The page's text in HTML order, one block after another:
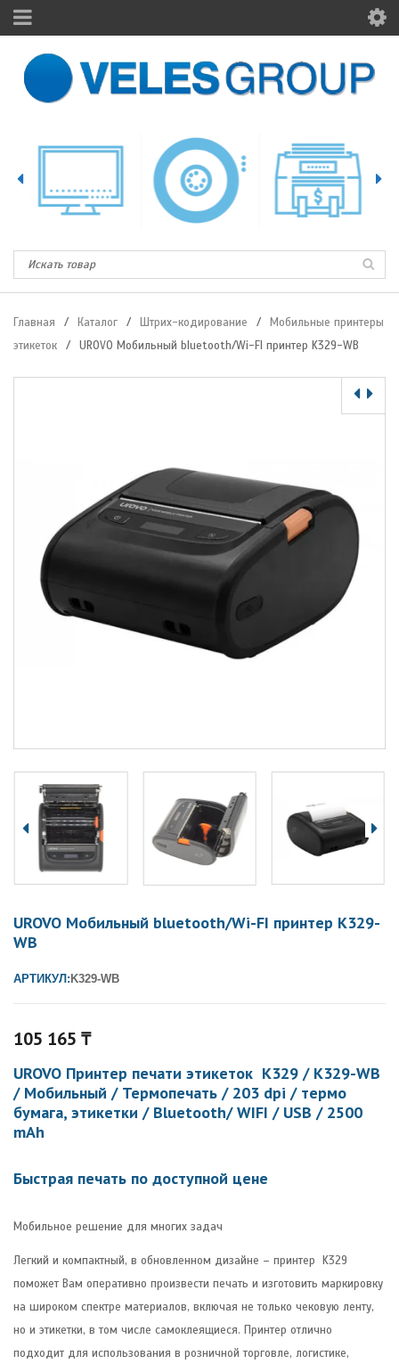
Главная / Каталог / Штрих-кодирование /
Мобильные принтеры
этикеток
/ UROVO Мобильный bluetooth/Wi-FI принтер K329-WB
UROVO Мобильный bluetooth/Wi-FI принтер K329-
WB
АРТИКУЛ:K329-WB
105 165 ₸
UROVO Принтер печати этикеток K329 / K329-WB
/ Мобильный / Термопечать / 203 dpi / термо
бумага, этикетки / Bluetooth/ WIFI / USB / 2500
mAh
Быстрая печать по доступной цене
Мобильное решение для многих задач
Легкий и компактный, в обновленном дизайне – принтер K329
поможет Вам оперативно произвести печать и изготовить маркировку
на широком спектре материалов, включая не только чековую ленту,
но и этикетки, в том числе самоклеящиеся. Принтер отлично
подходит для использования в розничной торговле, логистике,